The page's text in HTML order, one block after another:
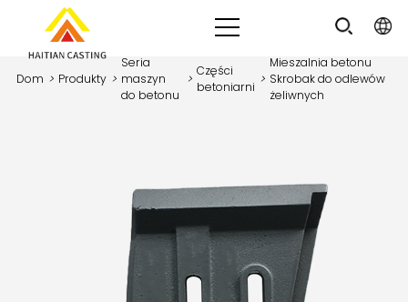
Dom > Produkty >
Seria
maszyn
do betonu
>
Części
betoniarni
>
Mieszalnia betonu
Skrobak do odlewów
żeliwnych